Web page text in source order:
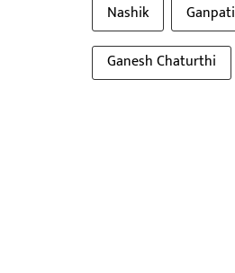
Nashik Ganpati
Ganesh Chaturthi